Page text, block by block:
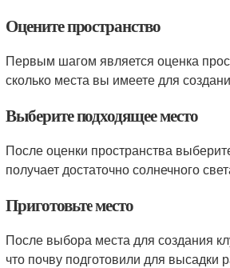
Оцените пространство
Первым шагом является оценка
сколько места вы имеете для
Выберите подходящее место
После оценки пространства
получает достаточно солнечного
Приготовьте место
После выбора места для создания
что почву подготовили для высадки